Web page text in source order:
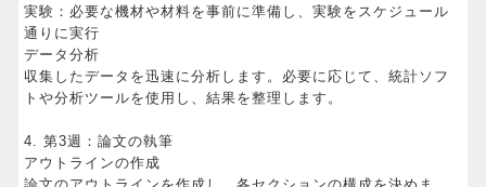
実験：必要な機材や材料を事前に準備し、実験をスケジュール
通りに実行
データ分析
収集したデータを迅速に分析します。必要に応じて、統計ソフ
トや分析ツールを使用し、結果を整理します。
4. 第3週：論文の執筆
アウトラインの作成